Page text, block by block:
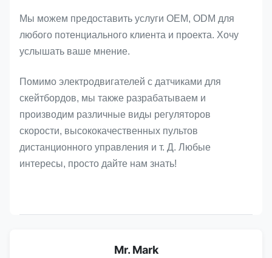
Мы можем предоставить услуги OEM, ODM для
любого потенциального клиента и проекта. Хочу
услышать ваше мнение.
Помимо электродвигателей с датчиками для
скейтбордов, мы также разрабатываем и
производим различные виды регуляторов
скорости, высококачественных пультов
дистанционного управления и т. Д. Любые
интересы, просто дайте нам знать!
Mr. Mark